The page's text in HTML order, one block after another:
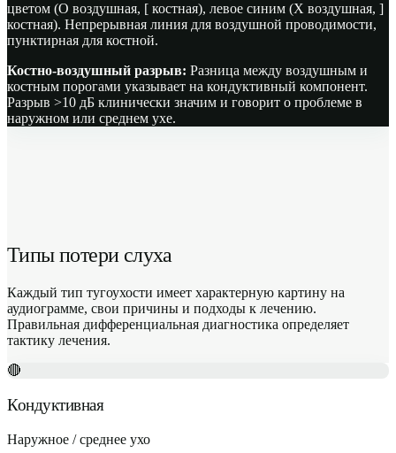
цветом (O воздушная, [ костная), левое синим (X воздушная, ]
костная). Непрерывная линия для воздушной проводимости,
пунктирная для костной.
Костно-воздушный разрыв: Разница между воздушным и
костным порогами указывает на кондуктивный компонент.
Разрыв >10 дБ клинически значим и говорит о проблеме в
наружном или среднем ухе.
Типы потери слуха
Каждый тип тугоухости имеет характерную картину на
аудиограмме, свои причины и подходы к лечению.
Правильная дифференциальная диагностика определяет
тактику лечения.
🔴
Кондуктивная
Наружное / среднее ухо